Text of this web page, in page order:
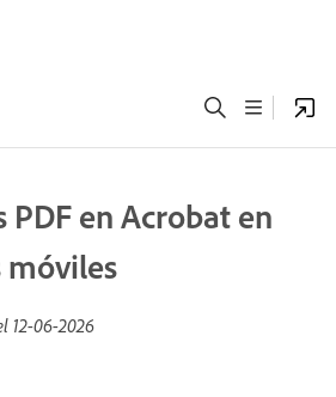
en Acrobat en
12-06-2026